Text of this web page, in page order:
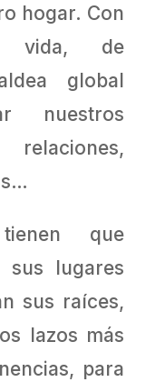
hogar. Con
vida, de
global
nuestros
que
sus lugares
sus raíces,
lazos más
para